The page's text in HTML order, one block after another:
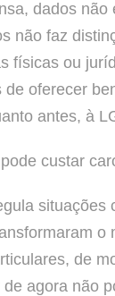
dados não
não faz
físicas ou
oferecer
antes, à
custar
situações
de
agora não